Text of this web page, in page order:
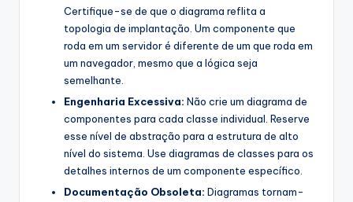
Certifique-se de que o diagrama reflita a
topologia de implantação. Um componente que
roda em um servidor é diferente de um que roda em
um navegador, mesmo que a lógica seja
semelhante.
Engenharia Excessiva: Não crie um diagrama de
componentes para cada classe individual. Reserve
esse nível de abstração para a estrutura de alto
nível do sistema. Use diagramas de classes para os
detalhes internos de um componente específico.
Documentação Obsoleta: Diagramas tornam-